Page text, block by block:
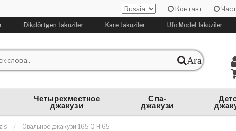
Контакт
Dikdörtgen Jakuziler Kare Jakuziler Ufo Model Jakuziler
Ara
Четырехместное
джакузи
Спа-
джакузи
Овальное джакузи 165 Q H 65